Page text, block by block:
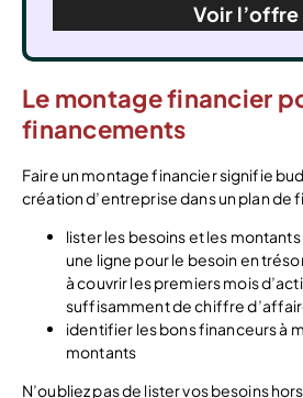
Voir l’offre
Le montage financier
financements
Faire un montage financier signifie
création d’entreprise dans un plan de
lister les besoins et les
une ligne pour le besoin en
à couvrir les premiers mois
suffisamment de chiffre
identifier les bons financeurs à
montants
N’oubliez pas de lister vos besoins